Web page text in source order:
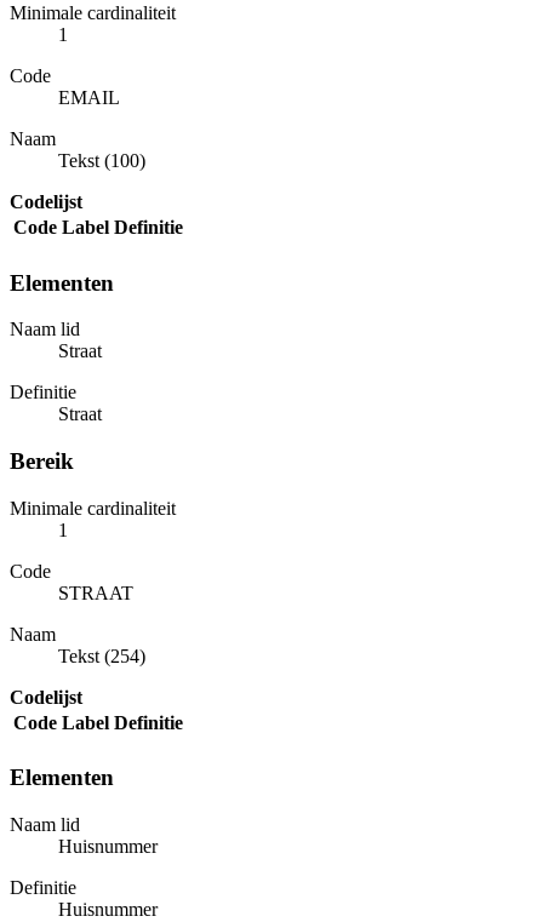
Minimale cardinaliteit
1
Code
EMAIL
Naam
Tekst (100)
Codelijst
Code Label Definitie
Elementen
Naam lid
Straat
Definitie
Straat
Bereik
Minimale cardinaliteit
1
Code
STRAAT
Naam
Tekst (254)
Codelijst
Code Label Definitie
Elementen
Naam lid
Huisnummer
Definitie
Huisnummer